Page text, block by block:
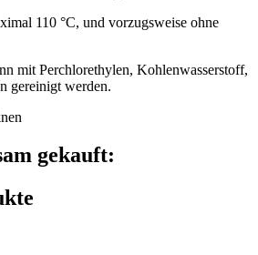
110 °C, und vorzugsweise ohne
mit Perchlorethylen, Kohlenwasserstoff,
gereinigt werden.
gekauft: